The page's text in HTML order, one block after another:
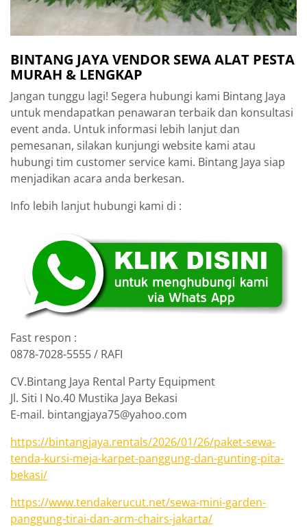
BINTANG JAYA VENDOR SEWA ALAT PESTA
MURAH & LENGKAP
Jangan tunggu lagi! Segera hubungi kami Bintang Jaya
untuk mendapatkan penawaran terbaik dan konsultasi
event anda. Untuk informasi lebih lanjut dan
pemesanan, silakan kunjungi website kami atau
hubungi tim customer service kami. Bintang Jaya siap
menjadikan acara anda berkesan.
Info lebih lanjut hubungi kami di :
Fast respon :
0878-7028-5555 / RAFI
CV.Bintang Jaya Rental Party Equipment
Jl. Siti I No.40 Mustika Jaya Bekasi
E-mail. bintangjaya75@yahoo.com
https://bintangjaya.rentals/2026/01/26/paket-sewa-
tenda-kursi-meja-karpet-panggung-dan-gunting-pita-
bekasi/
https://www.tendakerucut.net/sewa-mini-garden-
panggung-tirai-dan-arm-chairs-jakarta/